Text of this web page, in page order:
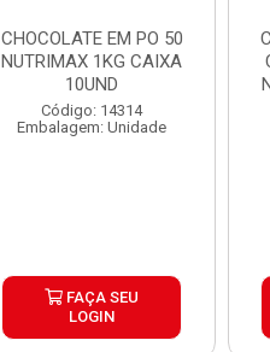
CHOCOLATE EM PO 50
NUTRIMAX 1KG CAIXA
10UND
Código: 14314
Embalagem: Unidade
FAÇA SEU
LOGIN